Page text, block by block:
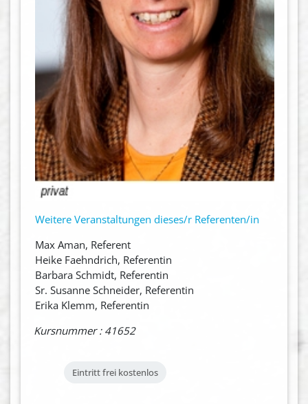
Weitere Veranstaltungen dieses/r Referenten/in
Max Aman, Referent
Heike Faehndrich, Referentin
Barbara Schmidt, Referentin
Sr. Susanne Schneider, Referentin
Erika Klemm, Referentin
Kursnummer : 41652
Eintritt frei kostenlos